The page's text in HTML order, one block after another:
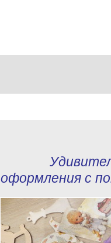
оформления с